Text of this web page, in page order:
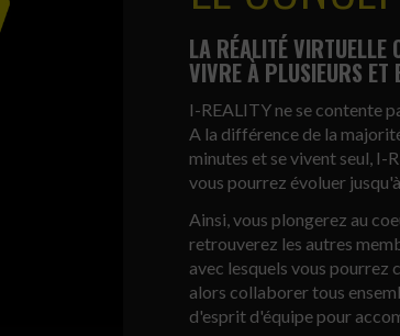
LA RÉALITÉ VIRTUELLE
VIVRE À PLUSIEURS ET
I-REALITY ne se contente
A la différence de la
minutes et se vivent seul, I-
vous pourrez évoluer
Ainsi, vous plongerez au
retrouverez les autres
avec lesquels vous pourrez
alors collaborer tous
d'esprit d'équipe pour